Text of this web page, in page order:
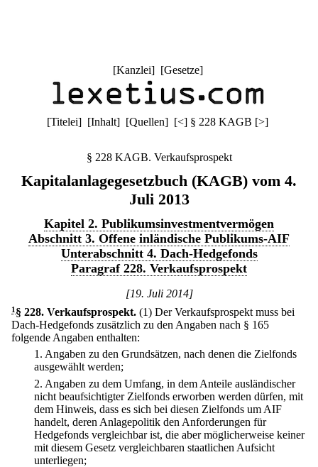
[Kanzlei] [Gesetze]
[Titelei] [Inhalt] [Quellen] [<] § 228 KAGB [>]
§ 228 KAGB. Verkaufsprospekt
Kapitalanlagegesetzbuch (KAGB) vom 4.
Juli 2013
Kapitel 2. Publikumsinvestmentvermögen
Abschnitt 3. Offene inländische Publikums-AIF
Unterabschnitt 4. Dach-Hedgefonds
Paragraf 228. Verkaufsprospekt
[19. Juli 2014]
1 § 228. Verkaufsprospekt. (1) Der Verkaufsprospekt muss bei
Dach-Hedgefonds zusätzlich zu den Angaben nach § 165
folgende Angaben enthalten:
1. Angaben zu den Grundsätzen, nach denen die Zielfonds
ausgewählt werden;
2. Angaben zu dem Umfang, in dem Anteile ausländischer
nicht beaufsichtigter Zielfonds erworben werden dürfen, mit
dem Hinweis, dass es sich bei diesen Zielfonds um AIF
handelt, deren Anlagepolitik den Anforderungen für
Hedgefonds vergleichbar ist, die aber möglicherweise keiner
mit diesem Gesetz vergleichbaren staatlichen Aufsicht
unterliegen;